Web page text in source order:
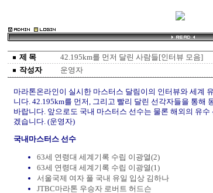
제 목
42.195km를 먼저 달린 사람들[인터뷰 모음]
작성자
운영자
마라톤온라인이 실시한 마스터스 달림이의 인터뷰와 세계
니다. 42.195km를 먼저, 그리고 빨리 달린 선각자들을 통해
바랍니다. 앞으로도 국내 마스터스 선수는 물론 해외의 유
겠습니다. (운영자)
국내마스터스 선수
63세 연령대 세계기록 수립 이광열(2)
63세 연령대 세계기록 수립 이광열(1)
서울국제 여자 풀 국내 유일 입상 김하나
JTBC마라톤 우승자 로버트 허드슨